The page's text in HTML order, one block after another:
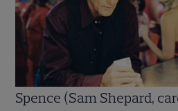
Spence (Sam Shepard,